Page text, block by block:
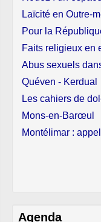
Laïcité en Outre-
Pour la
Faits religieux en
Abus sexuels
Quéven - Kerdual
Les cahiers de
Mons-en-Barœul
Montélimar :
Agenda